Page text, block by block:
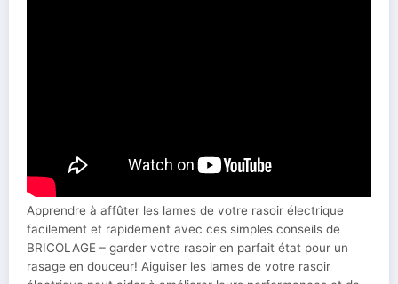
Apprendre à affûter les lames de votre rasoir électrique
facilement et rapidement avec ces simples conseils de
BRICOLAGE – garder votre rasoir en parfait état pour un
rasage en douceur! Aiguiser les lames de votre rasoir